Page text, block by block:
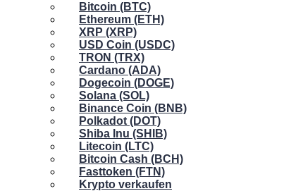
Bitcoin (BTC)
Ethereum (ETH)
XRP (XRP)
USD Coin (USDC)
TRON (TRX)
Cardano (ADA)
Dogecoin (DOGE)
Solana (SOL)
Binance Coin (BNB)
Polkadot (DOT)
Shiba Inu (SHIB)
Litecoin (LTC)
Bitcoin Cash (BCH)
Fasttoken (FTN)
Krypto verkaufen